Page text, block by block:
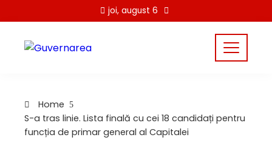
to
content
joi, august 6
Home
S-a tras linie. Lista finală cu cei 18 candidați pentru
funcția de primar general al Capitalei